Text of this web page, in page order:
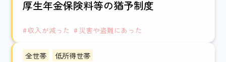
厚生年金保険料等の猶予制度
収入が減った 災害や盗難にあった
全世帯 低所得世帯